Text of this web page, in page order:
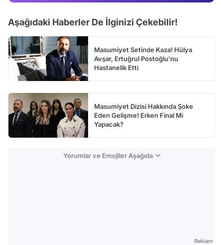
Aşağıdaki Haberler De İlginizi Çekebilir!
Masumiyet Setinde Kaza! Hülya
Avşar, Ertuğrul Postoğlu’nu
Hastanelik Etti
Masumiyet Dizisi Hakkında Şoke
Eden Gelişme! Erken Final Mi
Yapacak?
Yorumlar ve Emojiler Aşağıda
Reklam